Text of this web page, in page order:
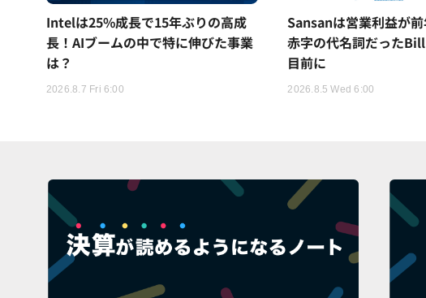
Intelは25%成長で15年ぶりの高成
長！AIブームの中で特に伸びた事業
は？
2026.8.7 Fri 6:00
Sansanは営業利益が前
赤字の代名詞だった
目前に
2026.8.5 Wed 6:00